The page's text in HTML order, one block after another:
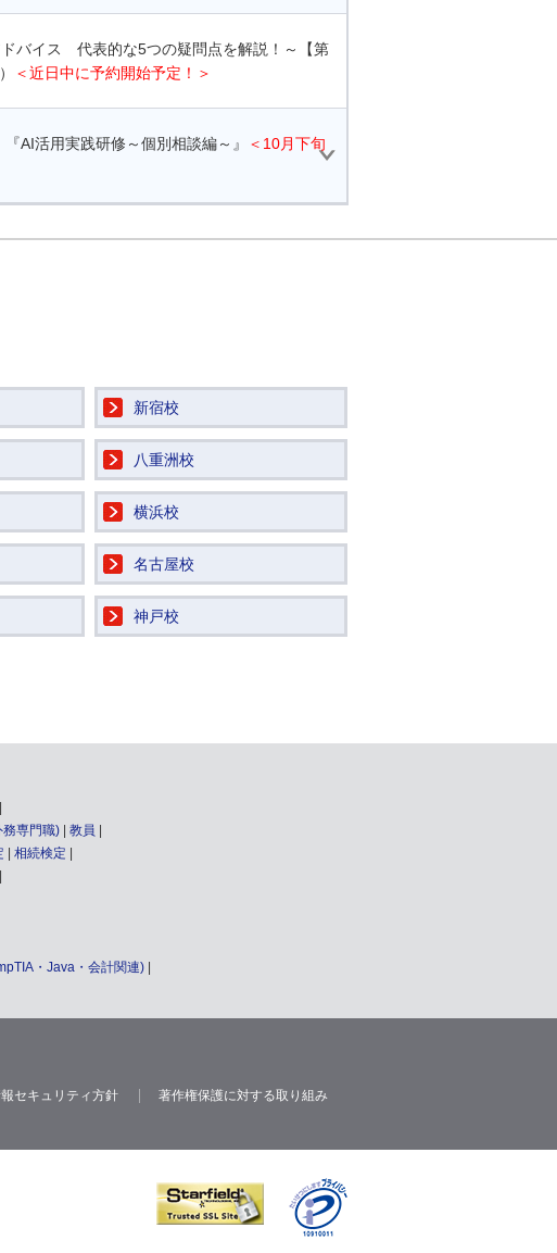
バイス 代表的な5つの疑問点を解説！～【第
＜近日中に予約開始予定！＞
AI活用実践研修～個別相談編～』
＜10月下旬
新宿校
八重洲校
横浜校
名古屋校
神戸校
専門職)
教員
相続検定
・Java・会計関連)
セキュリティ方針
著作権保護に対する取り組み